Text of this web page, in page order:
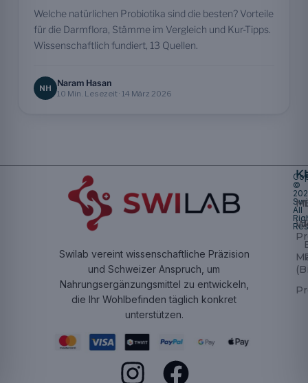
Welche natürlichen Probiotika sind die besten? Vorteile
für die Darmflora, Stämme im Vergleich und Kur-Tipps.
Wissenschaftlich fundiert, 13 Quellen.
NH Naram Hasan
10 Min. Lesezeit · 14 März 2026
Swilab vereint wissenschaftliche Präzision
und Schweizer Anspruch, um
Nahrungsergänzungsmittel zu entwickeln,
die Ihr Wohlbefinden täglich konkret
unterstützen.
©
All